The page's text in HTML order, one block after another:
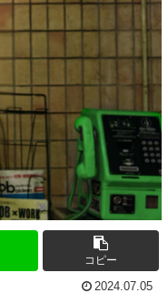
コピー
2024.07.05